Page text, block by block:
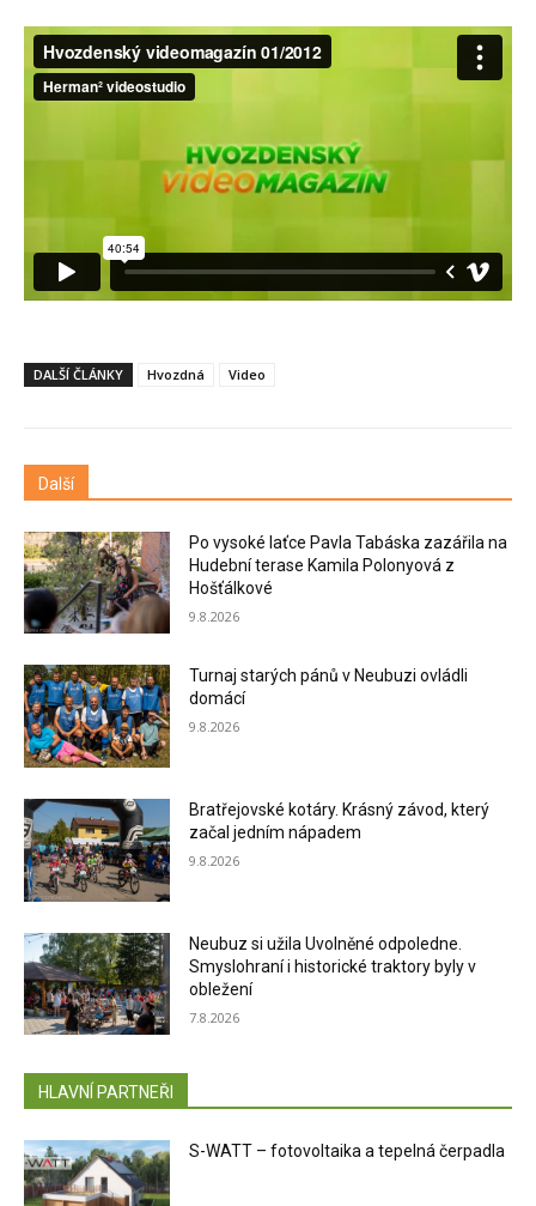
DALŠÍ ČLÁNKY Hvozdná Video
Další
Po vysoké laťce Pavla Tabáska zazářila na
Hudební terase Kamila Polonyová z
Hošťálkové
9.8.2026
Turnaj starých pánů v Neubuzi ovládli
domácí
9.8.2026
Bratřejovské kotáry. Krásný závod, který
začal jedním nápadem
9.8.2026
Neubuz si užila Uvolněné odpoledne.
Smyslohraní i historické traktory byly v
obležení
7.8.2026
HLAVNÍ PARTNEŘI
S-WATT – fotovoltaika a tepelná čerpadla